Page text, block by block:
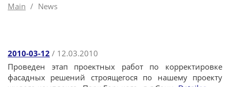
Main News
2010-03-12 / 12.03.2010
Проведен этап проектных работ по корректировке
фасадных решений строящегося по нашему проекту